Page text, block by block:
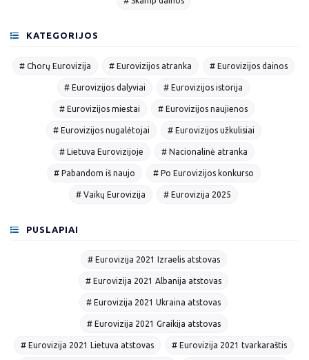
KATEGORIJOS
# Chorų Eurovizija # Eurovizijos atranka # Eurovizijos dainos
# Eurovizijos dalyviai # Eurovizijos istorija
# Eurovizijos miestai # Eurovizijos naujienos
# Eurovizijos nugalėtojai # Eurovizijos užkulisiai
# Lietuva Eurovizijoje # Nacionalinė atranka
# Pabandom iš naujo # Po Eurovizijos konkurso
# Vaikų Eurovizija # Eurovizija 2025
PUSLAPIAI
# Eurovizija 2021 Izraelis atstovas
# Eurovizija 2021 Albanija atstovas
# Eurovizija 2021 Ukraina atstovas
# Eurovizija 2021 Graikija atstovas
# Eurovizija 2021 Lietuva atstovas # Eurovizija 2021 tvarkaraštis